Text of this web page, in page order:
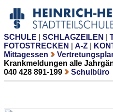
SCHULE SCHLAGZEILEN
FOTOSTRECKEN
A-Z
Mittagessen
Krankmeldungen alle
040 428 891-199
Schulbüro